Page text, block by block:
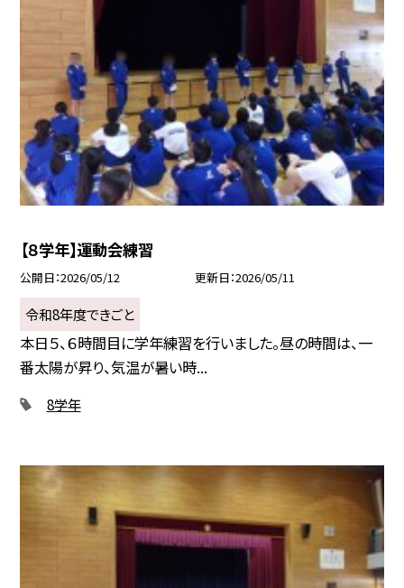
【８学年】運動会練習
公開日 2026/05/12 更新日 2026/05/11
令和8年度できごと
本日５、６時間目に学年練習を行いました。昼の時間は、一
番太陽が昇り、気温が暑い時...
8学年